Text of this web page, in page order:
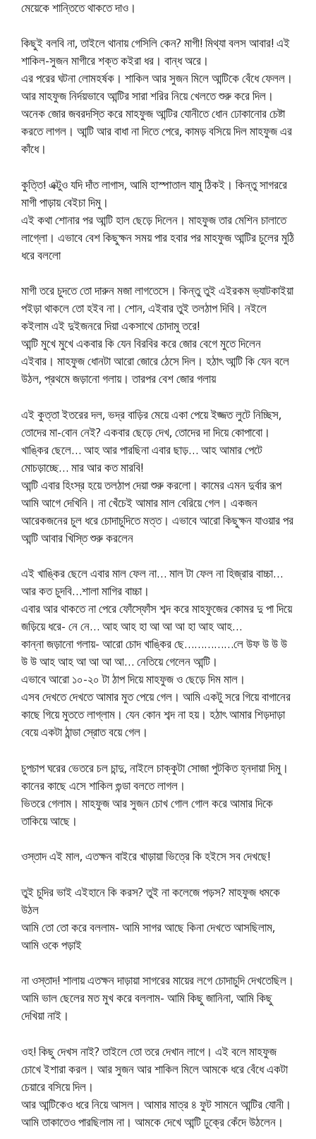
মেয়েকে শান্তিতে থাকতে দাও।
কিছুই বলবি না, তাইলে থানায় গেসিলি কেন? মাগী! মিথ্যা বলস আবার! এই
শাকিল-সুজন মাগীরে শক্ত কইরা ধর। বান্ধ অরে।
এর পরের ঘটনা লোমহর্ষক। শাকিল আর সুজন মিলে আন্টিকে বেঁধে ফেলল।
আর মাহফুজ নির্দয়ভাবে আন্টির সারা শরির নিয়ে খেলতে শুরু করে দিল।
অনেক জোর জবরদস্তি করে মাহফুজ আন্টির যোনীতে ধোন ঢোকানোর চেষ্টা
করতে লাগল। আন্টি আর বাধা না দিতে পেরে, কামড় বসিয়ে দিল মাহফুজ এর
কাঁধে।
কুত্তি! এক্টুও যদি দাঁত লাগাস, আমি হাস্পাতাল যামু ঠিকই। কিন্তু সাগররে
মাগী পাড়ায় বেইচা দিমু।
এই কথা শোনার পর আন্টি হাল ছেড়ে দিলেন। মাহফুজ তার মেশিন চালাতে
লাগ্লো। এভাবে বেশ কিছুক্ষন সময় পার হবার পর মাহফুজ আন্টির চুলের মুঠি
ধরে বললো
মাগী তরে চুদতে তো দারুন মজা লাগতেসে। কিন্তু তুই এইরকম ভ্যাটকাইয়া
পইড়া থাকলে তো হইব না। শোন, এইবার তুই তলঠাপ দিবি। নইলে
কইলাম এই দুইজনরে দিয়া একসাথে চোদামু তরে!
আন্টি মুখে মুখে একবার কি যেন বিরবির করে জোর বেগে মুতে দিলেন
এইবার। মাহফুজ ধোনটা আরো জোরে ঠেসে দিল। হঠাৎ আন্টি কি যেন বলে
উঠল, প্রথমে জড়ানো গলায়। তারপর বেশ জোর গলায়
এই কুত্তা ইতরের দল, ভদ্র বাড়ির মেয়ে একা পেয়ে ইজ্জত লুটে নিচ্ছিস,
তোদের মা-বোন নেই? একবার ছেড়ে দেখ, তোদের দা দিয়ে কোপাবো।
খাঙ্কির ছেলে… আহ আর পারছিনা এবার ছাড়… আহ আমার পেটে
মোচড়াচ্ছে… মার আর কত মারবি!
আন্টি এবার হিংস্র হয়ে তলঠাপ দেয়া শুরু করলো। কামের এমন দুর্বার রূপ
আমি আগে দেখিনি। না খেঁচেই আমার মাল বেরিয়ে গেল। একজন
আরেকজনের চুল ধরে চোদাচুদিতে মত্ত। এভাবে আরো কিছুক্ষন যাওয়ার পর
আন্টি আবার খিস্তি শুরু করলেন
এই খাঙ্কির ছেলে এবার মাল ফেল না… মাল টা ফেল না হিজ্রার বাচ্চা…
আর কত চুদবি…শালা মাগির বাচ্চা।
এবার আর থাকতে না পেরে ফোঁস্ফোঁস শব্দ করে মাহফুজের কোমর দু পা দিয়ে
জড়িয়ে ধরে- নে নে… আহ আহ হা আ আ আ হা আহ আহ…
কান্না জড়ানো গলায়- আরো চোদ খাঙ্কির ছে……………লে উফ উ উ উ
উ উ আহ আহ আ আ আ আ… নেতিয়ে গেলেন আন্টি।
এভাবে আরো ১০-২০ টা ঠাপ দিয়ে মাহফুজ ও ছেড়ে দিম মাল।
এসব দেখতে দেখতে আমার মুত পেয়ে গেল। আমি একটু সরে গিয়ে বাগানের
কাছে গিয়ে মুততে লাগ্লাম। যেন কোন শব্দ না হয়। হঠাৎ আমার শিড়দাড়া
বেয়ে একটা ঠান্ডা স্রোত বয়ে গেল।
চুপচাপ ঘরের ভেতরে চল চান্দু, নাইলে চাক্কুটা সোজা পুটকিত হ্নদায়া দিমু।
কানের কাছে এসে শাকিল গুন্ডা বলতে লাগল।
ভিতরে গেলাম। মাহফুজ আর সুজন চোখ গোল গোল করে আমার দিকে
তাকিয়ে আছে।
ওস্তাদ এই মাল, এতক্ষন বাইরে খাড়ায়া ভিত্রে কি হইসে সব দেখছে!
তুই চুদির ভাই এইহানে কি করস? তুই না কলেজে পড়স? মাহফুজ ধমকে
উঠল
আমি তো তো করে বললাম- আমি সাগর আছে কিনা দেখতে আসছিলাম,
আমি ওকে পড়াই
না ওস্তাদ! শালায় এতক্ষন দাড়ায়া সাগরের মায়ের লগে চোদাচুদি দেখতেছিল।
আমি ভাল ছেলের মত মুখ করে বললাম- আমি কিছু জানিনা, আমি কিছু
দেখিয়া নাই।
ওহ! কিছু দেখস নাই? তাইলে তো তরে দেখান লাগে। এই বলে মাহফুজ
চোখে ইশারা করল। আর সুজন আর শাকিল মিলে আমকে ধরে বেঁধে একটা
চেয়ারে বসিয়ে দিল।
আর আন্টিকেও ধরে নিয়ে আসল। আমার মাত্র ৪ ফুট সামনে আন্টির যোনী।
আমি তাকাতেও পারছিলাম না। আমকে দেখে আন্টি ঢুক্রে কেঁদে উঠলেন।